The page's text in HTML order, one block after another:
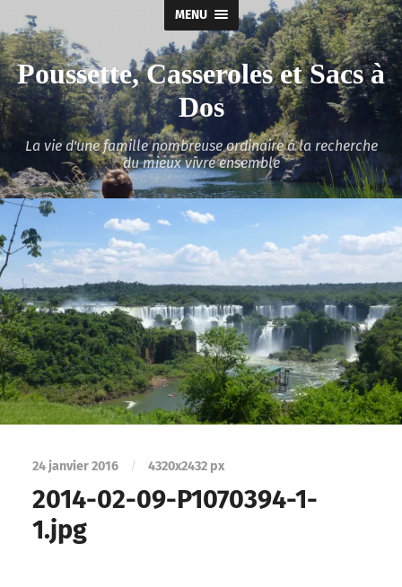
MENU
Poussette, Casseroles et Sacs à
Dos
La vie d'une famille nombreuse ordinaire à la recherche
du mieux vivre ensemble
24 janvier 2016 / 4320x2432 px
2014-02-09-P1070394-1-
1.jpg